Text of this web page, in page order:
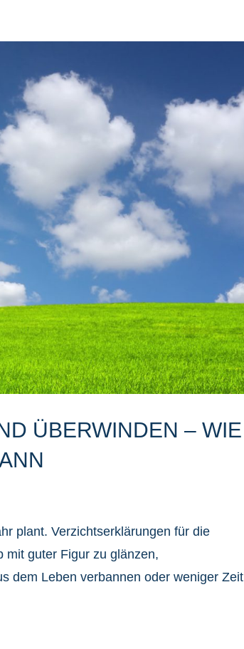
ÜBERWINDEN – WIE
plant. Verzichtserklärungen für die
mit guter Figur zu glänzen,
dem Leben verbannen oder weniger Zeit